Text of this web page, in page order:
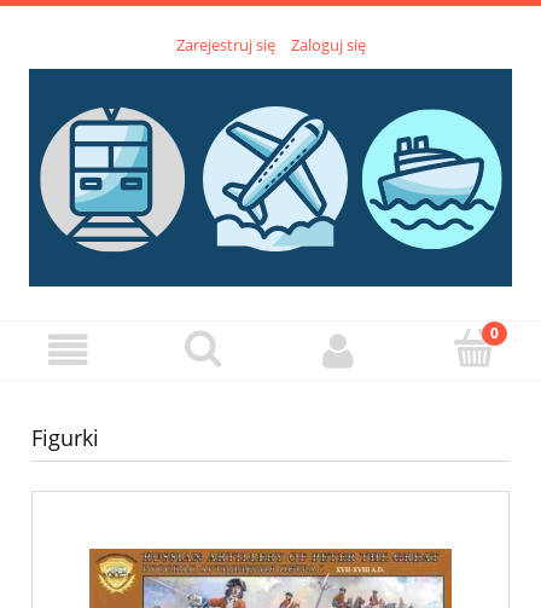
Zarejestruj się Zaloguj się
Figurki